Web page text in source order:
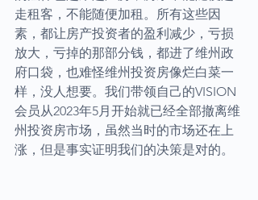
走租客，不能随便加租。所有这些因
素，都让房产投资者的盈利减少，亏损
放大，亏掉的那部分钱，都进了维州政
府口袋，也难怪维州投资房像烂白菜一
样，没人想要。我们带领自己的VISION
会员从2023年5月开始就已经全部撤离维
州投资房市场，虽然当时的市场还在上
涨，但是事实证明我们的决策是对的。